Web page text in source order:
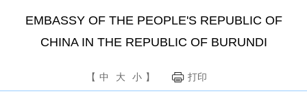
EMBASSY OF THE PEOPLE'S REPUBLIC OF
CHINA IN THE REPUBLIC OF BURUNDI
【 中 大 小 】 打印